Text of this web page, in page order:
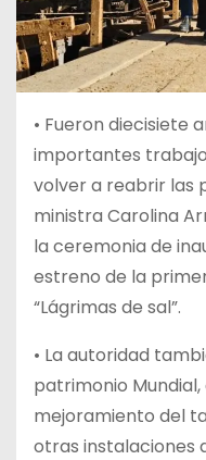
• Fueron diecisiete
importantes
volver a reabrir las
ministra Carolina
la ceremonia de
estreno de la
“Lágrimas de sal”.
• La autoridad
patrimonio
mejoramiento del
otras instalaciones